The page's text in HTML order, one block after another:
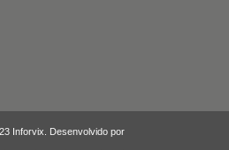
Inforvix. Desenvolvido por